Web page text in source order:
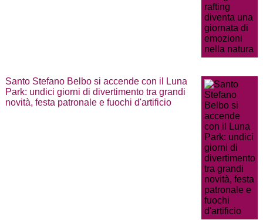
Santo Stefano Belbo si accende con il Luna
Park: undici giorni di divertimento tra grandi
novità, festa patronale e fuochi d'artificio